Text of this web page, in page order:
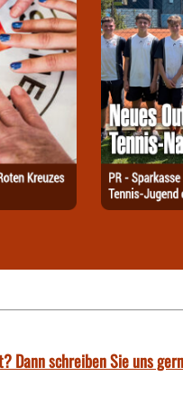
Dann schreiben Sie uns